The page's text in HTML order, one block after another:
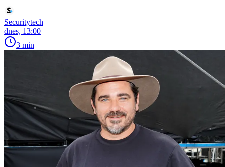
Securitytech
dnes, 13:00
3 min